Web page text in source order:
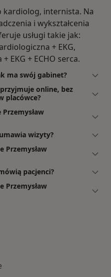
kardiolog, internista. Na
i wykształcenia
usługi takie jak:
+ EKG,
EKG + ECHO serca.
ma swój gabinet?
online, bez
placówce?
wizyty?
Przemysław
pacjenci?
Przemysław